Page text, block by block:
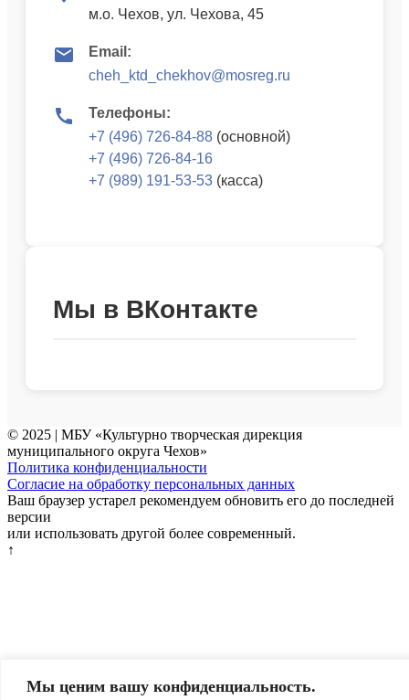
Мы ценим вашу конфиденциальность.
м.о. Чехов, ул. Чехова, 45
Email:
cheh_ktd_chekhov@mosreg.ru
Телефоны:
+7 (496) 726-84-88 (основной)
+7 (496) 726-84-16
+7 (989) 191-53-53 (касса)
Мы в ВКонтакте
© 2025 | МБУ «Культурно творческая дирекция
муниципального округа Чехов»
Политика конфиденциальности
Согласие на обработку персональных данных
Ваш браузер устарел рекомендуем обновить его до последней
версии
или использовать другой более современный.
↑